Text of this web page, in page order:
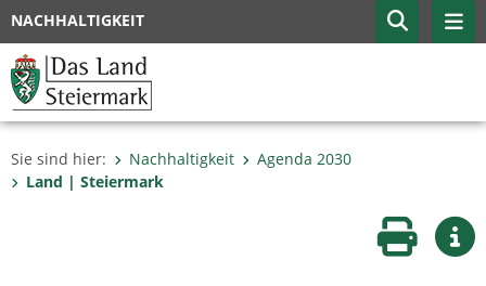
NACHHALTIGKEIT
Sie sind hier: Nachhaltigkeit
Agenda 2030
Land | Steiermark
Seite